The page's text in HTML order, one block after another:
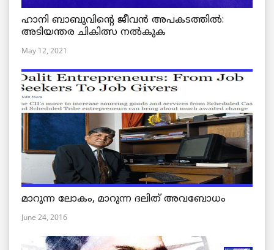
ഹാനി ബാബുവിന്റെ ജീവൻ അപകടത്തിൽ:
അടിയന്തര ചികിത്സ നൽകുക
May 12, 2021
മാറുന്ന ലോകം, മാറുന്ന ദലിത് അവബോധം
June 24, 2016